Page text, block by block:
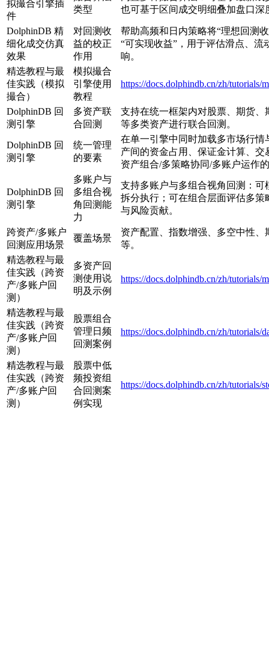
拟撮合引擎插
件
类型
也可基于区间成交明细叠加盘口深
DolphinDB 精
细化成交仿真
效果
对回测收
益的校正
作用
帮助高频和日内策略将“理想回测
“可实现收益”，用于评估滑点、
响。
精选教程与最
佳实践（模拟
撮合）
模拟撮合
引擎使用
教程
https://docs.dolphindb.cn/zh/tutorials/
DolphinDB 回
测引擎
多资产联
合回测
支持在统一框架内对股票、期货
等多类资产进行联合回测。
DolphinDB 回
测引擎
统一管理
的要素
在单一引擎中同时加载多市场行
产间的资金占用、保证金计算、
资产组合/多策略协同/多账户运作
DolphinDB 回
测引擎
多账户与
多组合视
角回测能
力
支持多账户与多组合视角回测：
拆分执行；可在组合层面评估多
与风险贡献。
跨资产/多账户
回测应用场景
覆盖场景
资产配置、指数增强、多空中性
等。
精选教程与最
佳实践（跨资
产/多账户回
测）
多资产回
测使用说
明及示例
https://docs.dolphindb.cn/zh/tutorials/
精选教程与最
佳实践（跨资
产/多账户回
测）
股票组合
管理日频
回测案例
https://docs.dolphindb.cn/zh/tutorials/
精选教程与最
佳实践（跨资
产/多账户回
测）
股票中低
频投资组
合回测案
例实现
https://docs.dolphindb.cn/zh/tutorials/